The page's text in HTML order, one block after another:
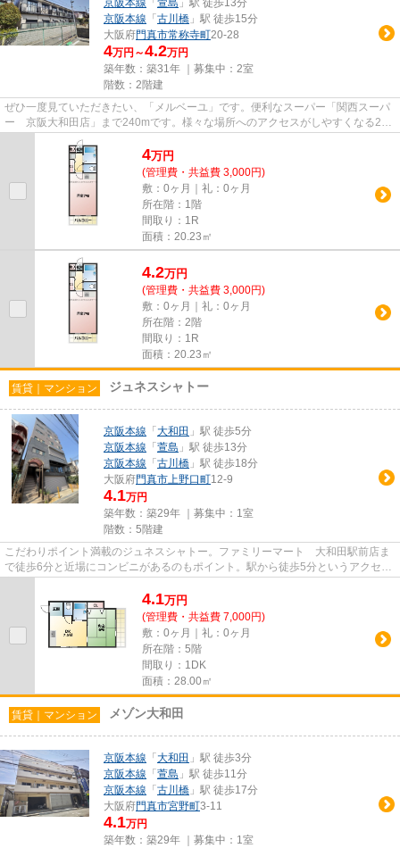
京阪本線 「 萱島 」駅 徒歩13分
京阪本線 「 古川橋 」駅 徒歩15分
大阪府門真市常称寺町20-28
4万円～4.2万円
築年数：築31年 ｜募集中： 2室
階数：2階建
ぜひ一度見ていただきたい、「メルベーユ」です。便利なスーパー「関西スーパ
ー 京阪大和田店」まで240mです。様々な場所へのアクセスがしやすくなる2駅
利用可能な物件です。最上階の...
4万円
(管理費・共益費 3,000円)
敷：0ヶ月｜礼：0ヶ月
所在階：1階
間取り：1R
面積：20.23㎡
4.2万円
(管理費・共益費 3,000円)
敷：0ヶ月｜礼：0ヶ月
所在階：2階
間取り：1R
面積：20.23㎡
賃貸｜マンション ジュネスシャトー
京阪本線 「 大和田 」駅 徒歩5分
京阪本線 「 萱島 」駅 徒歩13分
京阪本線 「 古川橋 」駅 徒歩18分
大阪府門真市上野口町12-9
4.1万円
築年数：築29年 ｜募集中： 1室
階数：5階建
こだわりポイント満載のジュネスシャトー。ファミリーマート 大和田駅前店ま
で徒歩6分と近場にコンビニがあるのもポイント。駅から徒歩5分というアクセス
4.1万円
(管理費・共益費 7,000円)
敷：0ヶ月｜礼：0ヶ月
所在階：5階
間取り：1DK
面積：28.00㎡
賃貸｜マンション メゾン大和田
京阪本線 「 大和田 」駅 徒歩3分
京阪本線 「 萱島 」駅 徒歩11分
京阪本線 「 古川橋 」駅 徒歩17分
大阪府門真市宮野町3-11
4.1万円
築年数：築29年 ｜募集中： 1室